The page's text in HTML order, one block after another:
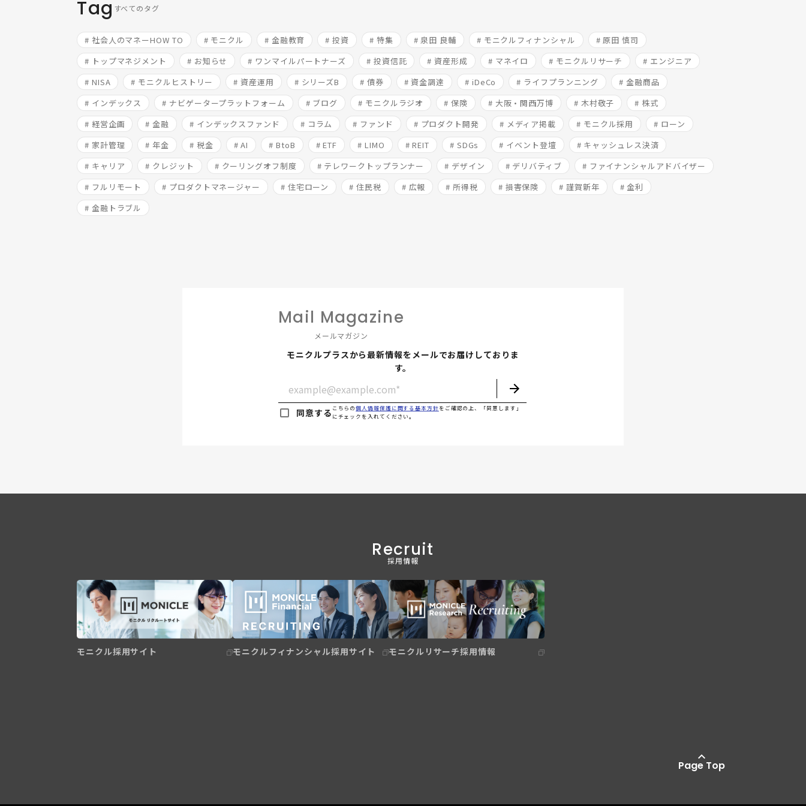
Tag すべてのタグ
# 社会人のマネーHOW TO # モニクル # 金融教育 # 投資 # 特集 # 泉田 良輔 # モニクルフィナンシャル
# 原田 慎司
# トップマネジメント
# お知らせ # ワンマイルパートナーズ # 投資信託 # 資産形成 # マネイロ # モニクルリサーチ
# エンジニア
# NISA
# モニクルヒストリー # 資産運用 # シリーズB # 債券 # 資金調達 # iDeCo # ライフプランニング
# 金融商品
# インデックス
# ナビゲータープラットフォーム # ブログ # モニクルラジオ # 保険 # 大阪・関西万博 # 木村敬子
# 株式
# 経営企画
# 金融 # インデックスファンド # コラム # ファンド # プロダクト開発 # メディア掲載 # モニクル採用
# ローン
# 家計管理
# 年金 # 税金 # AI # BtoB # ETF # LIMO # REIT # SDGs # イベント登壇
# キャッシュレス決済
# キャリア
# クレジット # クーリングオフ制度 # テレワークトップランナー # デザイン # デリバティブ
# ファイナンシャルアドバイザー
# フルリモート
# プロダクトマネージャー # 住宅ローン # 住民税 # 広報 # 所得税 # 損害保険 # 謹賀新年
# 金利
# 金融トラブル
Mail Magazine
メールマガジン
モニクルプラスから最新情報をメールでお届けしておりま
す。
こちらの個人情報保護に関する基本方針をご確認の上、「同意します」
にチェックを入れてください。
同意する
Recruit
採用情報
モニクル採用サイト モニクルフィナンシャル採用サイト モニクルリサーチ採用情報
Page Top